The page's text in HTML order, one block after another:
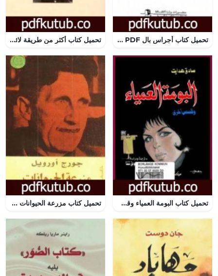
تحميل كتاب أجراس بال PDF تأليف لويس أراغون مجانا [كامل] تحميل كتاب أكثر من طريقة لائقة للغرق PDF تأليف سيلفيا بلاث مجانا [كامل]
تحميل كتاب البومة العمياء وقصص أخرى PDF تأليف صادق هدایت مجانا [كامل] تحميل كتاب مزرعة الحيوانات PDF تأليف جورج أورويل مجانا [كامل]